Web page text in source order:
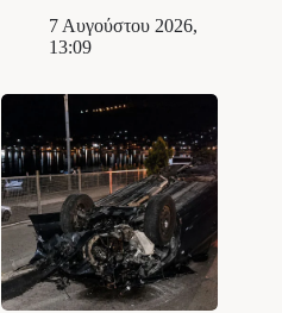
7 Αυγούστου 2026,
13:09